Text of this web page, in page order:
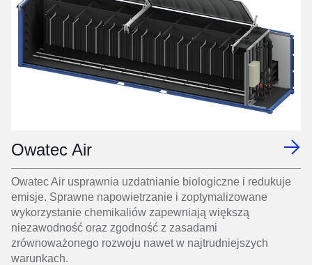
Owatec Air
Owatec Air usprawnia uzdatnianie biologiczne i redukuje
emisje. Sprawne napowietrzanie i zoptymalizowane
wykorzystanie chemikaliów zapewniają większą
niezawodność oraz zgodność z zasadami
zrównoważonego rozwoju nawet w najtrudniejszych
warunkach.